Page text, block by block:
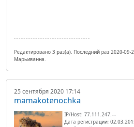
Редактировано 3 раз(а). Последний раз 2020-
Марьиванна.
25 сентября 2020 17:14
mamakotenochka
IP/Host: 77.111.247.---
Дата регистрации: